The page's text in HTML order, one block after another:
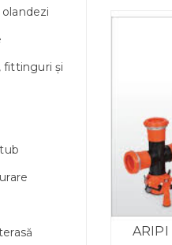
fittinguri și
ARIPI